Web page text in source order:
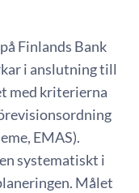
Finlands Bank
i anslutning till
med kriterierna
EMAS).
systematiskt i
Målet